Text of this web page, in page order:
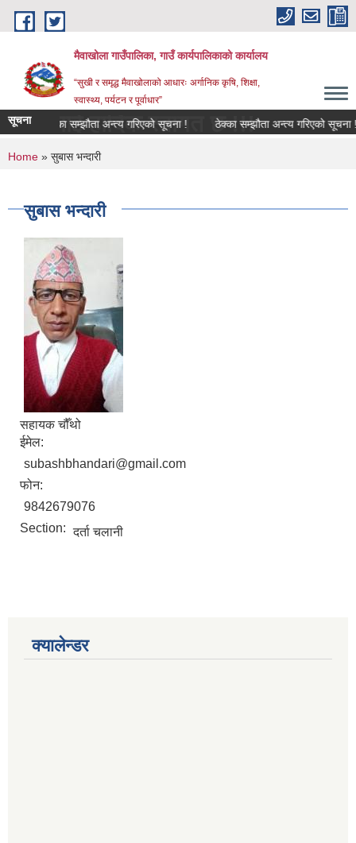
Skip to main content
मैवाखोला गाउँपालिका, गाउँ कार्यपालिकाको कार्यालय
“सुखी र समृद्ध मैवाखोलाको आधारः अर्गानिक कृषि, शिक्षा,
स्वास्थ्य, पर्यटन र पूर्वाधार”
हार्दिक स्वागत छ !!!
सूचनाठेक्का सम्झौता अन्त्य गरिएको सूचना ! ठेक्का सम्झौता अन्त्य गरिएको सूचना !
You are here
Home » सुबास भन्दारी
सुबास भन्दारी
सहायक चौँथो
ईमेल:
subashbhandari@gmail.com
फोन:
9842679076
Section: दर्ता चलानी
क्यालेन्डर